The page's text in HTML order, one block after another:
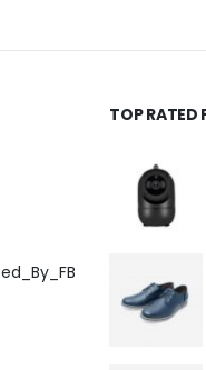
TOP RATED